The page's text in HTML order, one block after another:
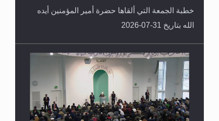
خطبة الجمعة التي ألقاها حضرة أمير المؤمنين أيده
الله بتاريخ 31-07-2026